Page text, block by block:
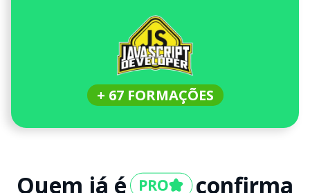
+ 67 FORMAÇÕES
Quem já é confirma